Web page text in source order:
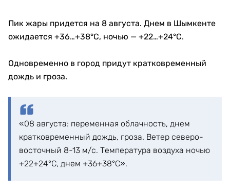
Пик жары придется на 8 августа. Днем в Шымкенте
ожидается +36…+38°C, ночью — +22…+24°C.
Одновременно в город придут кратковременный
дождь и гроза.
«08 августа: переменная облачность, днем
кратковременный дождь, гроза. Ветер северо-
восточный 8-13 м/с. Температура воздуха ночью
+22+24°С, днем +36+38°С».